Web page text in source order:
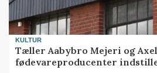
KULTUR
Tæller Aabybro Mejeri og Axel
fødevareproducenter